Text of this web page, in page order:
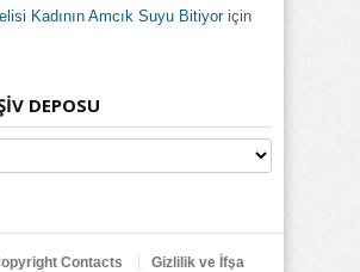
Kadının Amcık Suyu Bitiyoriçin
DEPOSU
Contacts
Gizlilik ve İfşa